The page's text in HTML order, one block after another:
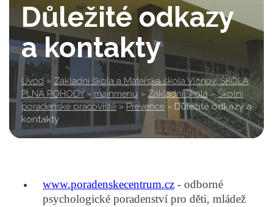
Důležité odkazy
a kontakty
Úvod » Základní škola a Mateřská škola Vlčnov, ŠKOLA
PLNÁ POHODY » mainmenu » Základní škola » Školní
poradenské pracoviště » Prevence » Důležité odkazy a
kontakty
www.poradenskecentrum.cz - odborné
psychologické poradenství pro děti, mládež